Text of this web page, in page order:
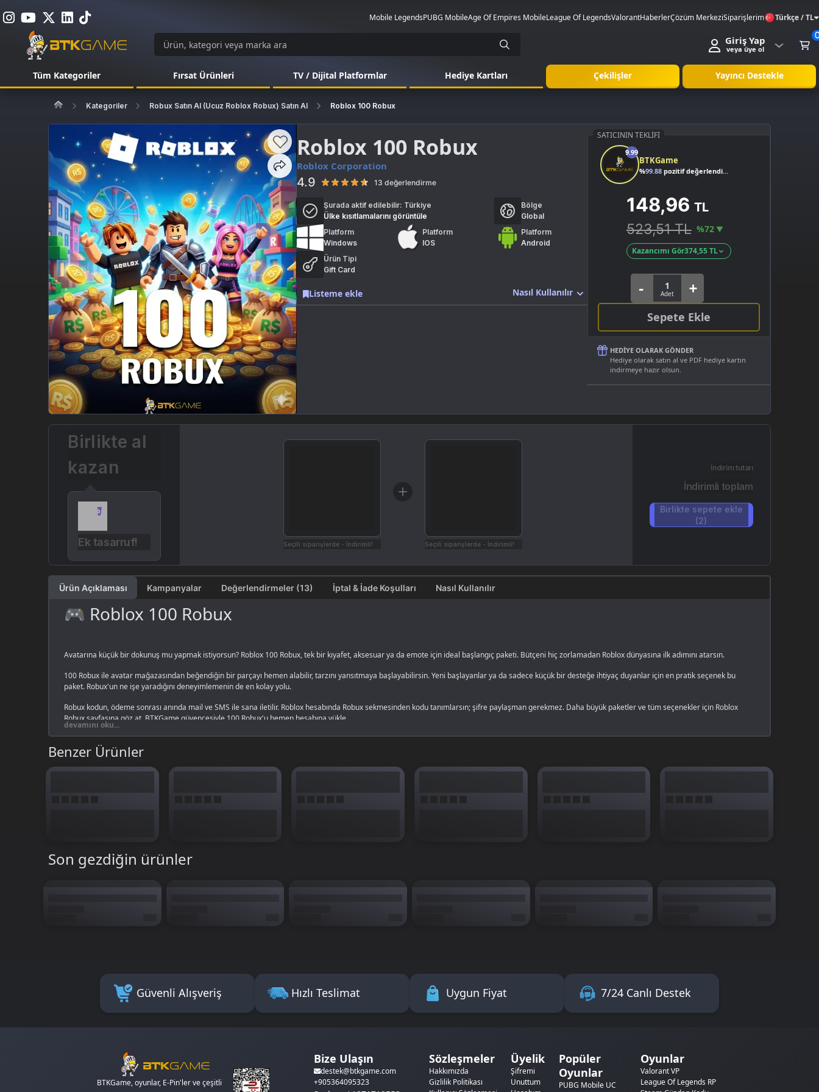
Mobile LegendsPUBG MobileAge Of Empires MobileLeague Of LegendsValorantHaberlerÇözüm MerkeziSiparişlerim Türkçe / TL
Giriş Yap
veya üye ol
Tüm Kategoriler Fırsat Ürünleri TV / Dijital Platformlar Hediye Kartları Çekilişler Yayıncı Destekle
Kategoriler Robux Satın Al (Ucuz Roblox Robux) Satın Al Roblox 100 Robux
Roblox 100 Robux
Roblox Corporation
4.9 13 değerlendirme
Şurada aktif edilebilir: Türkiye
Ülke kısıtlamalarını görüntüle
Bölge
Global
Platform
Windows
Platform
IOS
Platform
Android
Ürün Tipi
Gift Card
Nasıl Kullanılır
Listeme ekle
SATICININ TEKLIFI
9.99
BTKGame
%99.88pozitif değerlendirme
148,96 TL
523,51 TL %72
Kazancımı Gör374,55 TL
Sepete Ekle
HEDIYE OLARAK GÖNDER
Hediye olarak satın al ve PDF hediye kartın
indirmeye hazır olsun.
Birlikte al
kazan
Ek tasarruf! Seçili siparişlerde - İndirimli! Seçili siparişlerde - İndirimli!
İndirim tutarı
İndirimli toplam
Birlikte sepete ekle
(2)
Ürün Açıklaması Kampanyalar Değerlendirmeler (13) İptal & İade Koşulları Nasıl Kullanılır
🎮 Roblox 100 Robux
Avatarına küçük bir dokunuş mu yapmak istiyorsun? Roblox 100 Robux, tek bir kıyafet, aksesuar ya da emote için ideal başlangıç paketi. Bütçeni hiç zorlamadan Roblox dünyasına ilk adımını atarsın.
100 Robux ile avatar mağazasından beğendiğin bir parçayı hemen alabilir, tarzını yansıtmaya başlayabilirsin. Yeni başlayanlar ya da sadece küçük bir desteğe ihtiyaç duyanlar için en pratik seçenek bu
paket. Robux'un ne işe yaradığını deneyimlemenin de en kolay yolu.
Robux kodun, ödeme sonrası anında mail ve SMS ile sana iletilir. Roblox hesabında Robux sekmesinden kodu tanımlarsın; şifre paylaşman gerekmez. Daha büyük paketler ve tüm seçenekler için Roblox
Robuxsayfasına göz at. BTKGame güvencesiyle 100 Robux'u hemen hesabına yükle.
devamını oku...
Benzer Ürünler
Son gezdiğin ürünler
Güvenli Alışveriş Hızlı Teslimat Uygun Fiyat 7/24 Canlı Destek
BTKGame, oyunlar, E-Pin'ler ve çeşitli
Bize Ulaşın
destek@btkgame.com
+905364095323
Sözleşmeler
Hakkımızda
Gizlilik Politikası
Üyelik
Şifremi
Unuttum
Popüler
Oyunlar
PUBG Mobile UC
Oyunlar
Valorant VP
League Of Legends RP